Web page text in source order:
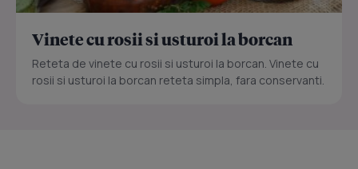
Vinete cu rosii si usturoi la borcan
Reteta de vinete cu rosii si usturoi la borcan. Vinete cu
rosii si usturoi la borcan reteta simpla, fara conservanti.